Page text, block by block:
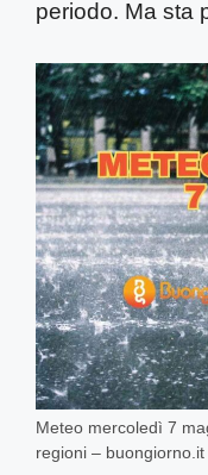
periodo. Ma sta
Meteo mercoledì 7
regioni – buongiorno.it